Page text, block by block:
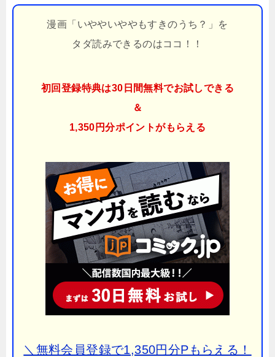
漫画「いややいややもすきのうち？」を
タダ読みできるのはココ！！
初回登録特典は30日間無料でお試しできる
＆
1,350円分ポイントがもらえる
＼無料会員登録で1,350円分Pもらえる！